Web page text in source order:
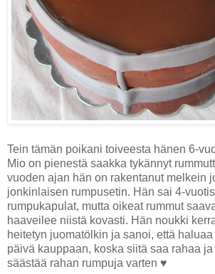
Tein tämän poikani toiveesta hänen 6-
Mio on pienestä saakka tykännyt
vuoden ajan hän on rakentanut melkein
jonkinlaisen rumpusetin. Hän sai 4-
rumpukapulat, mutta oikeat rummut
haaveilee niistä kovasti. Hän noukki
heitetyn juomatölkin ja sanoi, että
päivä kauppaan, koska siitä saa rahaa
säästää rahan rumpuja varten ♥